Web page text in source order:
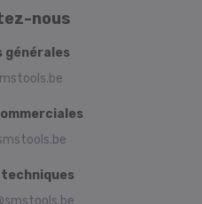
nous
générales